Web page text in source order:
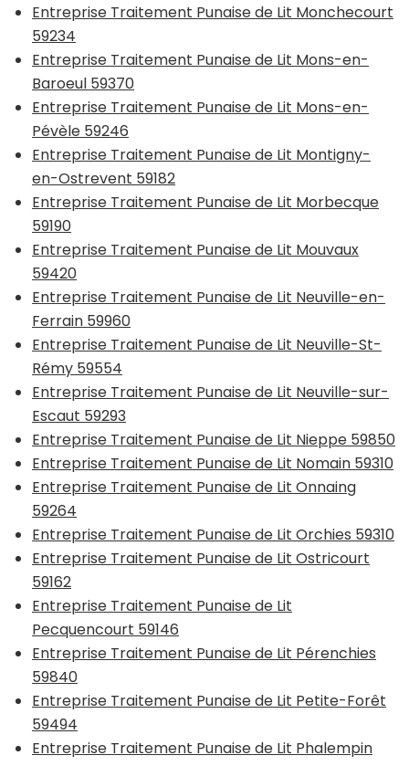
Entreprise Traitement Punaise de Lit Monchecourt
59234
Entreprise Traitement Punaise de Lit Mons-en-
Baroeul 59370
Entreprise Traitement Punaise de Lit Mons-en-
Pévèle 59246
Entreprise Traitement Punaise de Lit Montigny-
en-Ostrevent 59182
Entreprise Traitement Punaise de Lit Morbecque
59190
Entreprise Traitement Punaise de Lit Mouvaux
59420
Entreprise Traitement Punaise de Lit Neuville-en-
Ferrain 59960
Entreprise Traitement Punaise de Lit Neuville-St-
Rémy 59554
Entreprise Traitement Punaise de Lit Neuville-sur-
Escaut 59293
Entreprise Traitement Punaise de Lit Nieppe 59850
Entreprise Traitement Punaise de Lit Nomain 59310
Entreprise Traitement Punaise de Lit Onnaing
59264
Entreprise Traitement Punaise de Lit Orchies 59310
Entreprise Traitement Punaise de Lit Ostricourt
59162
Entreprise Traitement Punaise de Lit
Pecquencourt 59146
Entreprise Traitement Punaise de Lit Pérenchies
59840
Entreprise Traitement Punaise de Lit Petite-Forêt
59494
Entreprise Traitement Punaise de Lit Phalempin